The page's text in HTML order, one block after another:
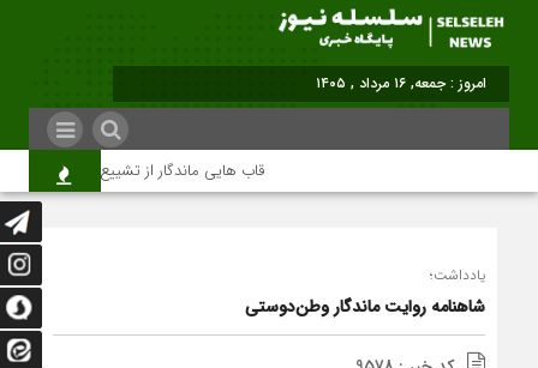
امروز : جمعه, ۱۶ مرداد , ۱۴۰۵
قاب هایی ماندگار از تشییع رهبر شهید در
یادداشت؛
شاهنامه روایت ماندگار وطن‌دوستی